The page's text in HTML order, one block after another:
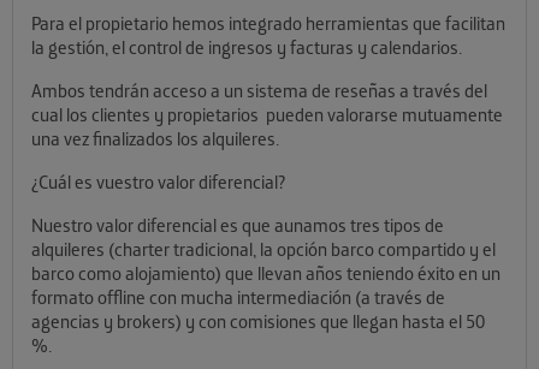
Para el propietario hemos integrado herramientas que facilitan
la gestión, el control de ingresos y facturas y calendarios.
Ambos tendrán acceso a un sistema de reseñas a través del
cual los clientes y propietarios pueden valorarse mutuamente
una vez finalizados los alquileres.
¿Cuál es vuestro valor diferencial?
Nuestro valor diferencial es que aunamos tres tipos de
alquileres (charter tradicional, la opción barco compartido y el
barco como alojamiento) que llevan años teniendo éxito en un
formato offline con mucha intermediación (a través de
agencias y brokers) y con comisiones que llegan hasta el 50
%.